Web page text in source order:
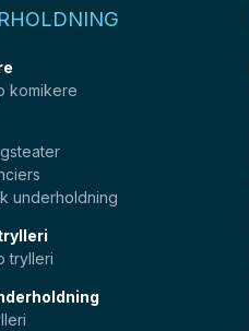
komikere
underholdning
trylleri